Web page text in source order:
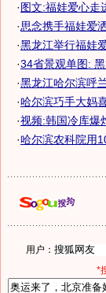
·图文:福娃爱心走
·思念携手福娃爱
·黑龙江举行福娃
·34省景观单图:
·黑龙江哈尔滨呼
·哈尔滨巧手大妈
·视频:韩国冷库爆
·哈尔滨农科院用
用户：
*